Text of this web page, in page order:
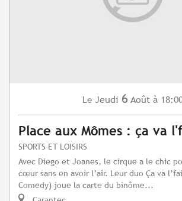
Le Jeudi 6 Août à
Place aux Mômes : ça va
SPORTS ET LOISIRS
Avec Diego et Joanes, le cirque a le chic
cœur sans en avoir l’air. Leur duo Ça va
Comedy) joue la carte du binôme...